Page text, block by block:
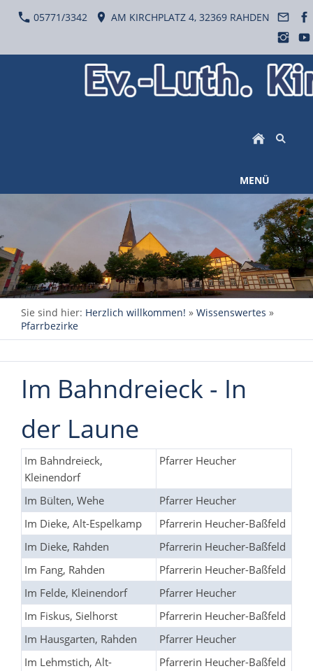
05771/3342 AM KIRCHPLATZ 4, 32369 RAHDEN
MENÜ
Sie sind hier: Herzlich willkommen! » Wissenswertes »
Pfarrbezirke
Im Bahndreieck - In
der Laune
Im Bahndreieck,
Kleinendorf
Pfarrer Heucher
Im Bülten, Wehe
Pfarrer Heucher
Im Dieke, Alt-Espelkamp
Pfarrerin Heucher-Baßfeld
Im Dieke, Rahden
Pfarrerin Heucher-Baßfeld
Im Fang, Rahden
Pfarrerin Heucher-Baßfeld
Im Felde, Kleinendorf
Pfarrer Heucher
Im Fiskus, Sielhorst
Pfarrerin Heucher-Baßfeld
Im Hausgarten, Rahden
Pfarrer Heucher
Im Lehmstich, Alt-
Pfarrerin Heucher-Baßfeld